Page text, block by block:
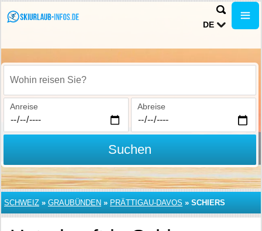
DE
Wohin reisen Sie?
Anreise Abreise
Suchen
SCHWEIZ » GRAUBÜNDEN » PRÄTTIGAU-DAVOS » SCHIERS